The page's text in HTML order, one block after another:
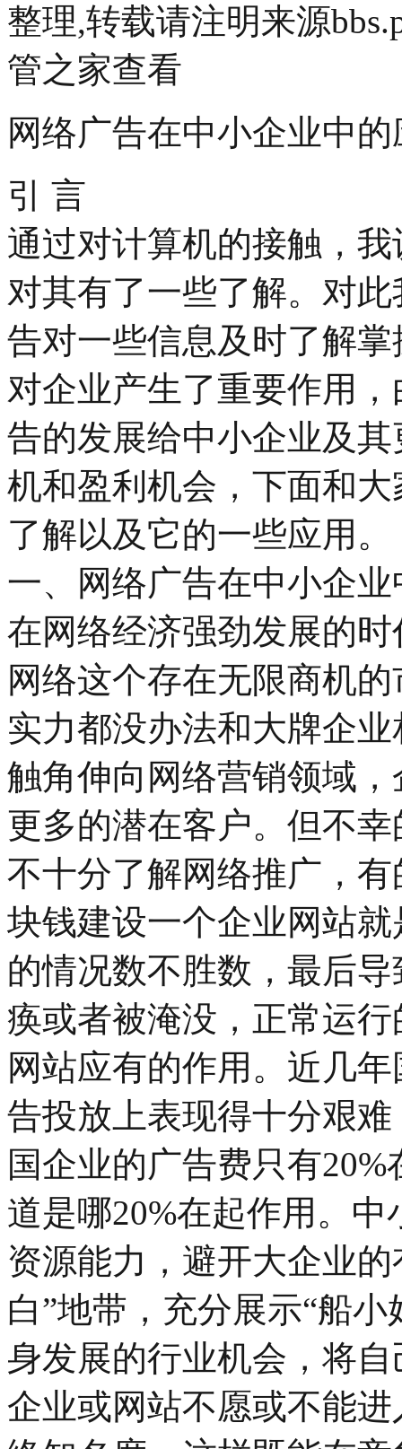
整理,转载请注明来源
管之家查看
网络广告在中小企业中的
引 言
通过对计算机的接触，
对其有了一些了解。对
告对一些信息及时了解
对企业产生了重要作用
告的发展给中小企业及
机和盈利机会，下面和
了解以及它的一些应用。
一、网络广告在中小企
在网络经济强劲发展的
网络这个存在无限商机
实力都没办法和大牌企
触角伸向网络营销领域
更多的潜在客户。但不
不十分了解网络推广，
块钱建设一个企业网站
的情况数不胜数，最后
痪或者被淹没，正常运
网站应有的作用。近几
告投放上表现得十分艰
国企业的广告费只有
道是哪20%在起作用。
资源能力，避开大企业
白”地带，充分展示“船
身发展的行业机会，将
企业或网站不愿或不能